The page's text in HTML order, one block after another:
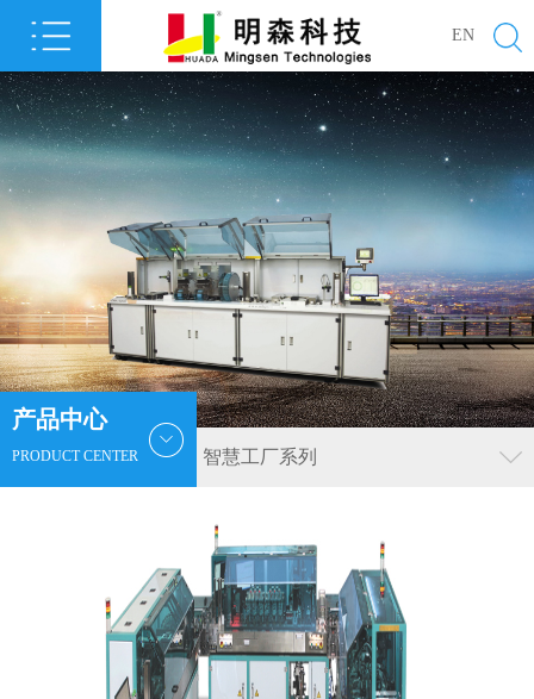
EN
产品中心
PRODUCT CENTER 智慧工厂系列